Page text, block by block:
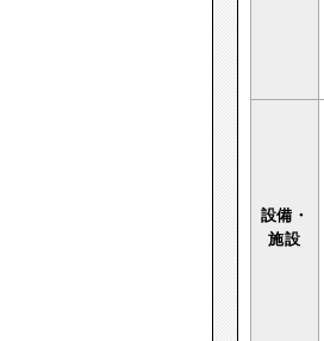
設備・
施設